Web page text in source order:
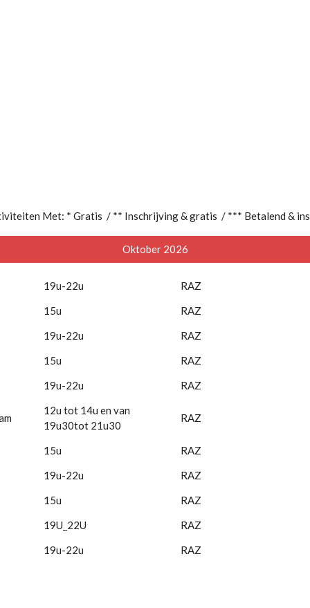
Met: * Gratis / ** Inschrijving & gratis / *** Betalend &
Oktober 2026
19u-22u
RAZ
15u
RAZ
19u-22u
RAZ
15u
RAZ
19u-22u
RAZ
12u tot 14u en van
19u30tot 21u30
RAZ
15u
RAZ
19u-22u
RAZ
15u
RAZ
19U_22U
RAZ
19u-22u
RAZ